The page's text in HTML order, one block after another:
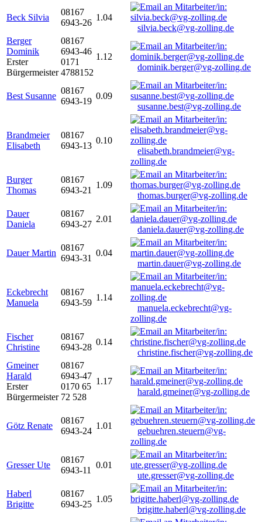
Beck Silvia
08167
6943-26
1.04
silvia.beck@vg-zolling.de
Berger
Dominik
Erster
Bürgermeister
08167
6943-46
0171
4788152
1.12
dominik.berger@vg-zolling.de
Best Susanne
08167
6943-19
0.09
susanne.best@vg-zolling.de
Brandmeier
Elisabeth
08167
6943-13
0.10
elisabeth.brandmeier@vg-
zolling.de
Burger
Thomas
08167
6943-21
1.09
thomas.burger@vg-zolling.de
Dauer
Daniela
08167
6943-27
2.01
daniela.dauer@vg-zolling.de
Dauer Martin
08167
6943-31
0.04
martin.dauer@vg-zolling.de
Eckebrecht
Manuela
08167
6943-59
1.14
manuela.eckebrecht@vg-
zolling.de
Fischer
Christine
08167
6943-28
0.14
christine.fischer@vg-zolling.de
Gmeiner
Harald
Erster
Bürgermeister
08167
6943-47
0170 65
72 528
1.17
harald.gmeiner@vg-zolling.de
Götz Renate
08167
6943-24
1.01
gebuehren.steuern@vg-
zolling.de
Gresser Ute
08167
6943-11
0.01
ute.gresser@vg-zolling.de
Haberl
Brigitte
08167
6943-25
1.05
brigitte.haberl@vg-zolling.de